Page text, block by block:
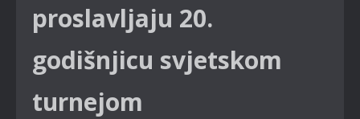
proslavljaju 20.
godišnjicu svjetskom
turnejom